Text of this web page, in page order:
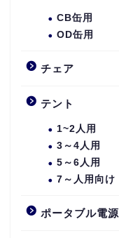
CB缶用
OD缶用
チェア
テント
1~2人用
3～4人用
5～6人用
7～人用向け
ポータブル電源